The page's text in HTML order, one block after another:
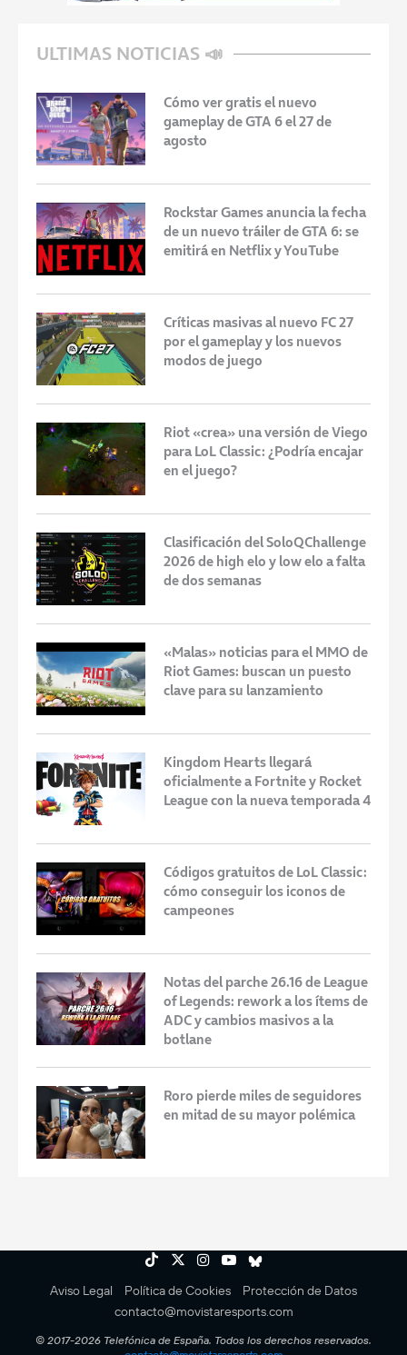
ULTIMAS NOTICIAS 📣
Cómo ver gratis el nuevo
gameplay de GTA 6 el 27 de
agosto
Rockstar Games anuncia la fecha
de un nuevo tráiler de GTA 6: se
emitirá en Netflix y YouTube
Críticas masivas al nuevo FC 27
por el gameplay y los nuevos
modos de juego
Riot «crea» una versión de Viego
para LoL Classic: ¿Podría encajar
en el juego?
Clasificación del SoloQChallenge
2026 de high elo y low elo a falta
de dos semanas
«Malas» noticias para el MMO de
Riot Games: buscan un puesto
clave para su lanzamiento
Kingdom Hearts llegará
oficialmente a Fortnite y Rocket
League con la nueva temporada 4
Códigos gratuitos de LoL Classic:
cómo conseguir los iconos de
campeones
Notas del parche 26.16 de League
of Legends: rework a los ítems de
ADC y cambios masivos a la
botlane
Roro pierde miles de seguidores
en mitad de su mayor polémica
Aviso Legal Política de Cookies
Protección de Datos
contacto@movistaresports.com
© 2017-2026 Telefónica de España. Todos los derechos reservados.